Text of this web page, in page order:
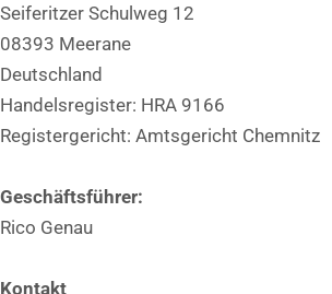
Seiferitzer Schulweg 12
08393 Meerane
Deutschland
Handelsregister: HRA 9166
Registergericht: Amtsgericht Chemnitz
Geschäftsführer:
Rico Genau
Kontakt